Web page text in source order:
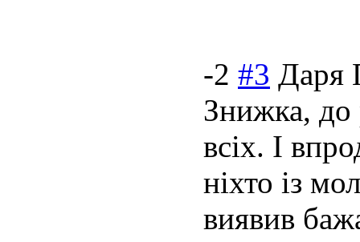
-2 #3 Даря
Знижка, до
всіх. І
ніхто із
виявив